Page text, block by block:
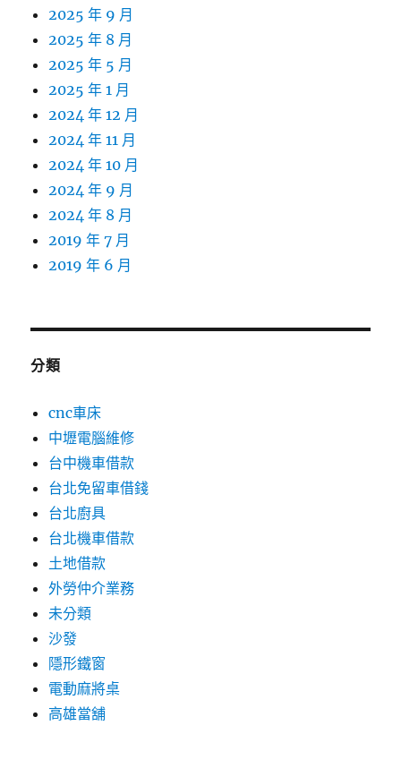
2025 年 9 月
2025 年 8 月
2025 年 5 月
2025 年 1 月
2024 年 12 月
2024 年 11 月
2024 年 10 月
2024 年 9 月
2024 年 8 月
2019 年 7 月
2019 年 6 月
分類
cnc車床
中壢電腦維修
台中機車借款
台北免留車借錢
台北廚具
台北機車借款
土地借款
外勞仲介業務
未分類
沙發
隱形鐵窗
電動麻將桌
高雄當舖